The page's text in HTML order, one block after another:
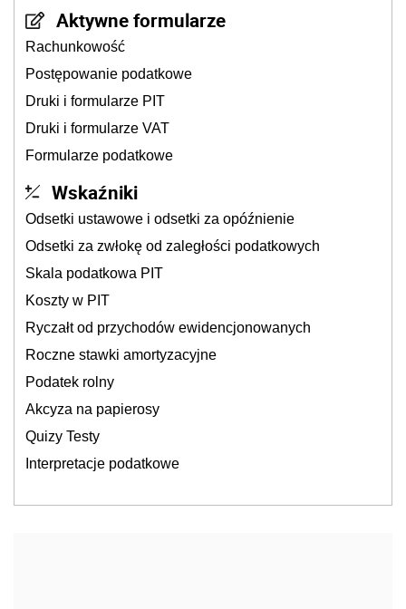
Aktywne formularze
Rachunkowość
Postępowanie podatkowe
Druki i formularze PIT
Druki i formularze VAT
Formularze podatkowe
Wskaźniki
Odsetki ustawowe i odsetki za opóźnienie
Odsetki za zwłokę od zaległości podatkowych
Skala podatkowa PIT
Koszty w PIT
Ryczałt od przychodów ewidencjonowanych
Roczne stawki amortyzacyjne
Podatek rolny
Akcyza na papierosy
Quizy Testy
Interpretacje podatkowe